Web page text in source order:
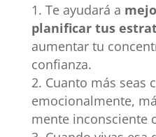
Te ayudará a
planificar tus
aumentar tu
confianza.
Cuanto más seas
emocionalmente,
mente inconsciente